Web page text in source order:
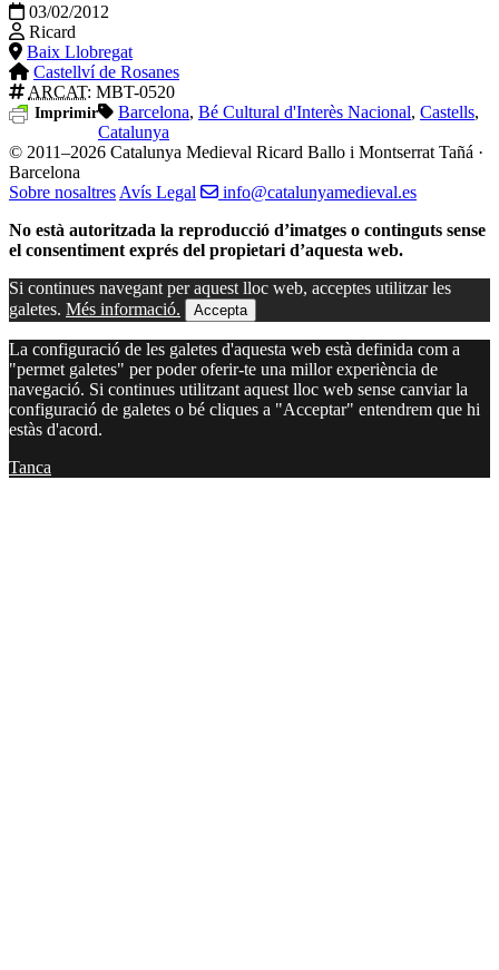
03/02/2012
Ricard
Baix Llobregat
Castellví de Rosanes
ARCAT: MBT-0520
Imprimir Barcelona, Bé Cultural d'Interès Nacional, Castells,
Catalunya
© 2011–2026 Catalunya Medieval Ricard Ballo i Montserrat Tañá ·
Barcelona
Sobre nosaltres Avís Legal
info@catalunyamedieval.es
No està autoritzada la reproducció d’imatges o continguts sense
el consentiment exprés del propietari d’aquesta web.
Si continues navegant per aquest lloc web, acceptes utilitzar les
galetes. Més informació. Accepta
La configuració de les galetes d'aquesta web està definida com a
"permet galetes" per poder oferir-te una millor experiència de
navegació. Si continues utilitzant aquest lloc web sense canviar la
configuració de galetes o bé cliques a "Acceptar" entendrem que hi
estàs d'acord.
Tanca